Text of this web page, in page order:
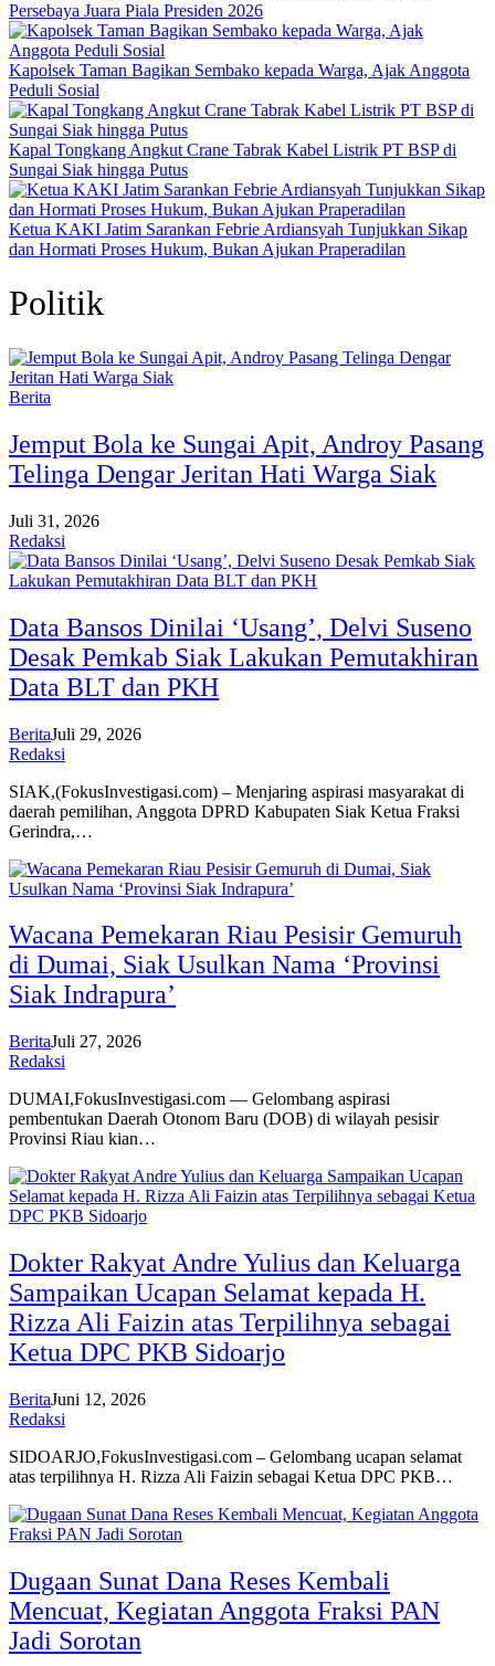
Persebaya Juara Piala Presiden 2026
Kapolsek Taman Bagikan Sembako kepada Warga, Ajak Anggota
Peduli Sosial
Kapal Tongkang Angkut Crane Tabrak Kabel Listrik PT BSP di
Sungai Siak hingga Putus
Ketua KAKI Jatim Sarankan Febrie Ardiansyah Tunjukkan Sikap
dan Hormati Proses Hukum, Bukan Ajukan Praperadilan
Politik
Berita
Jemput Bola ke Sungai Apit, Androy Pasang
Telinga Dengar Jeritan Hati Warga Siak
Juli 31, 2026
Redaksi
Data Bansos Dinilai ‘Usang’, Delvi Suseno
Desak Pemkab Siak Lakukan Pemutakhiran
Data BLT dan PKH
BeritaJuli 29, 2026
Redaksi
SIAK,(FokusInvestigasi.com) – Menjaring aspirasi masyarakat di
daerah pemilihan, Anggota DPRD Kabupaten Siak Ketua Fraksi
Gerindra,…
Wacana Pemekaran Riau Pesisir Gemuruh
di Dumai, Siak Usulkan Nama ‘Provinsi
Siak Indrapura’
BeritaJuli 27, 2026
Redaksi
DUMAI,FokusInvestigasi.com — Gelombang aspirasi
pembentukan Daerah Otonom Baru (DOB) di wilayah pesisir
Provinsi Riau kian…
Dokter Rakyat Andre Yulius dan Keluarga
Sampaikan Ucapan Selamat kepada H.
Rizza Ali Faizin atas Terpilihnya sebagai
Ketua DPC PKB Sidoarjo
BeritaJuni 12, 2026
Redaksi
SIDOARJO,FokusInvestigasi.com – Gelombang ucapan selamat
atas terpilihnya H. Rizza Ali Faizin sebagai Ketua DPC PKB…
Dugaan Sunat Dana Reses Kembali
Mencuat, Kegiatan Anggota Fraksi PAN
Jadi Sorotan